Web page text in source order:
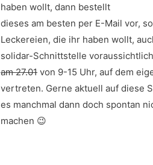
haben wollt, dann bestellt
dieses am besten per E-Mail vor,
Leckereien, die ihr haben wollt,
solidar-Schnittstelle
am 27.01 von 9-15 Uhr, auf dem
vertreten. Gerne aktuell auf diese
es manchmal dann doch spontan
machen 😉